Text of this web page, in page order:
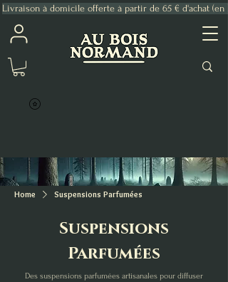
Livraison à domicile offerte à partir de 65 € d'achat (en
Home Suspensions Parfumées
Suspensions
Parfumées
Des suspensions parfumées artisanales pour diffuser